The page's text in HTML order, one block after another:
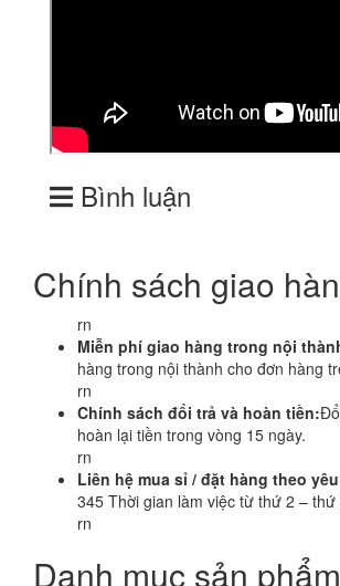
Bình luận
Chính sách giao
rn
Miễn phí giao hàng trong nội
hàng trong nội thành cho đơn hàng
rn
Chính sách đổi trả và hoàn tiền:
hoàn lại tiền trong vòng 15 ngày.
rn
Liên hệ mua sỉ / đặt hàng theo
345 Thời gian làm việc từ thứ 2 –
rn
Danh mục sản phẩm